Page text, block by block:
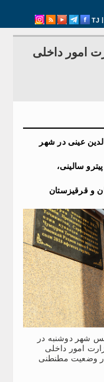
TJ |
امور داخلی
عینی در شهر
سالینی،
و قرقیزستان
شهر دوشنبه در
امور داخلی
وضعیت مطنطنی